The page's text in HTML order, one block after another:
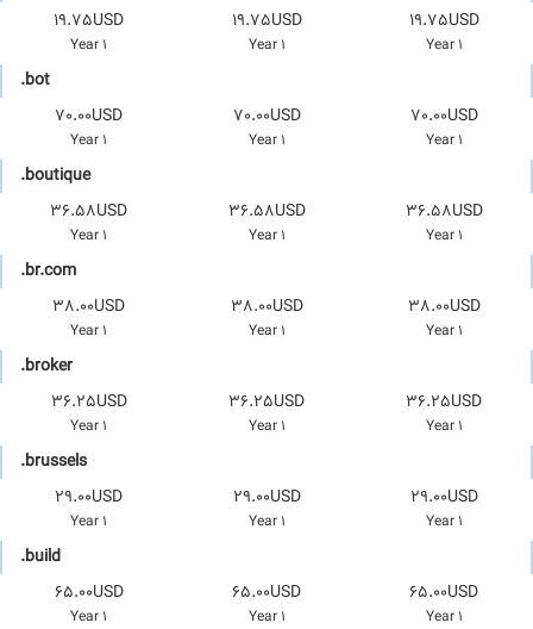
19.75USD
1 Year
19.75USD
1 Year
19.75USD
1 Year
.bot
70.00USD
1 Year
70.00USD
1 Year
70.00USD
1 Year
.boutique
36.58USD
1 Year
36.58USD
1 Year
36.58USD
1 Year
.br.com
38.00USD
1 Year
38.00USD
1 Year
38.00USD
1 Year
.broker
36.25USD
1 Year
36.25USD
1 Year
36.25USD
1 Year
.brussels
29.00USD
1 Year
29.00USD
1 Year
29.00USD
1 Year
.build
65.00USD
1 Year
65.00USD
1 Year
65.00USD
1 Year